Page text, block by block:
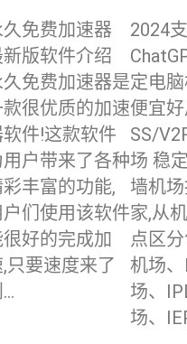
免费加速器
版软件介绍
免费加速器是
很优质的加速
件!这款软件
户带来了各种
丰富的功能,
们使用该软件
好的完成加
只要速度来了
2024
定电
便宜
SS/
场 稳
墙机
家,从
点区
机场
场、
场、